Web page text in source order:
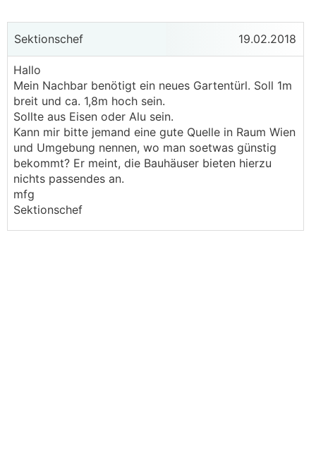
Sektionschef 19.02.2018
Hallo
Mein Nachbar benötigt ein neues Gartentürl. Soll 1m
breit und ca. 1,8m hoch sein.
Sollte aus Eisen oder Alu sein.
Kann mir bitte jemand eine gute Quelle in Raum Wien
und Umgebung nennen, wo man soetwas günstig
bekommt? Er meint, die Bauhäuser bieten hierzu
nichts passendes an.
mfg
Sektionschef